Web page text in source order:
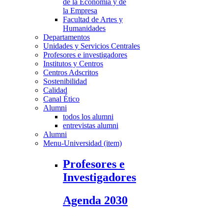
de la Economía y de
la Empresa
Facultad de Artes y
Humanidades
Departamentos
Unidades y Servicios Centrales
Profesores e investigadores
Institutos y Centros
Centros Adscritos
Sostenibilidad
Calidad
Canal Ético
Alumni
todos los alumni
entrevistas alumni
Alumni
Menu-Universidad (item)
Profesores e
Investigadores
Agenda 2030